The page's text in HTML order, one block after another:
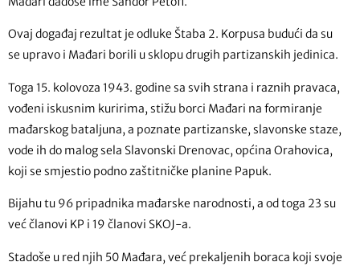
Ovaj događaj rezultat je odluke Štaba 2. Korpusa budući da su
se upravo i Mađari borili u sklopu drugih partizanskih jedinica.
Toga 15. kolovoza 1943. godine sa svih strana i raznih pravaca,
vođeni iskusnim kuririma, stižu borci Mađari na formiranje
mađarskog bataljuna, a poznate partizanske, slavonske staze,
vode ih do malog sela Slavonski Drenovac, općina Orahovica,
koji se smjestio podno zaštitničke planine Papuk.
Bijahu tu 96 pripadnika mađarske narodnosti, a od toga 23 su
već članovi KP i 19 članovi SKOJ-a.
Stadoše u red njih 50 Mađara, već prekaljenih boraca koji svoje